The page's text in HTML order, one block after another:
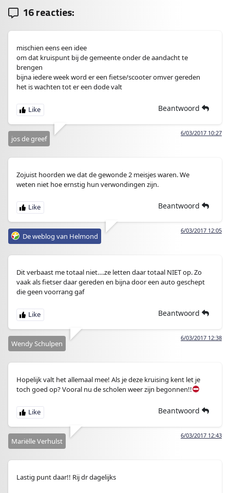
16 reacties:
mischien eens een idee
om dat kruispunt bij de gemeente onder de aandacht te
brengen
bijna iedere week word er een fietse/scooter omver gereden
het is wachten tot er een dode valt
Beantwoord
6/03/2017 10:27
jos de greef
Zojuist hoorden we dat de gewonde 2 meisjes waren. We
weten niet hoe ernstig hun verwondingen zijn.
Beantwoord
6/03/2017 12:05
De weblog van Helmond
Dit verbaast me totaal niet….ze letten daar totaal NIET op. Zo
vaak als fietser daar gereden en bijna door een auto geschept
die geen voorrang gaf
Beantwoord
6/03/2017 12:38
Wendy Schulpen
Hopelijk valt het allemaal mee! Als je deze kruising kent let je
toch goed op? Vooral nu de scholen weer zijn begonnen!!
Beantwoord
6/03/2017 12:43
Mariëlle Verhulst
Lastig punt daar!! Rij dr dagelijks